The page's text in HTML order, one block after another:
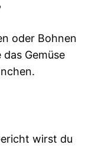
oder Bohnen
Gemüse
wirst du